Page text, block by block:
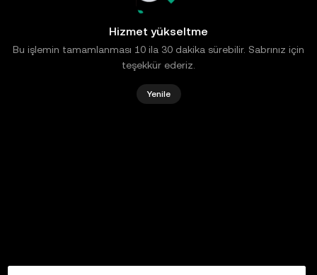
Hizmet yükseltme
Bu işlemin tamamlanması 10 ila 30 dakika sürebilir. Sabrınız için
teşekkür ederiz.
Yenile